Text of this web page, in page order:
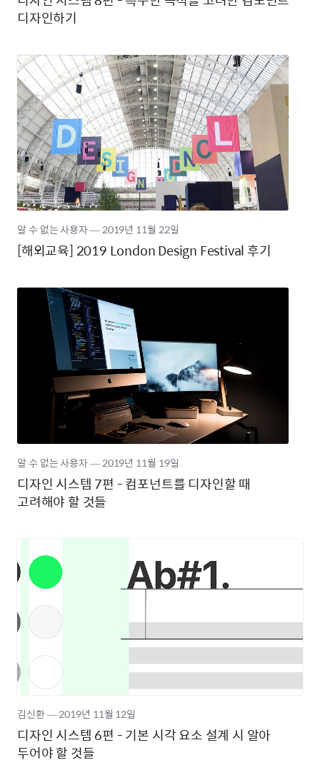
디자인하기
[해외교육] 2019 London Design Festival 후기
알 수 없는 사용자―2019년 11월 22일
디자인 시스템 7편 - 컴포넌트를 디자인할 때
고려해야 할 것들
알 수 없는 사용자―2019년 11월 19일
디자인 시스템 6편 - 기본 시각 요소 설계 시 알아
두어야 할 것들
김신환―2019년 11월 12일